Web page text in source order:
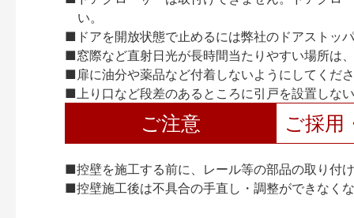
い。
■ドアを開放状態で止めるには弊社のドアストッ
■窓際など直射日光が長時間当たりやすい場所は
■扉に油分や薬品など付着しないようにしてくだ
■上り口など段差のあるところに引戸を設置しな
ご注意 ご採用
■控壁を施工する前に、レール等の部品の取り付
■控壁施工後は不具合の手直し・調整ができなく